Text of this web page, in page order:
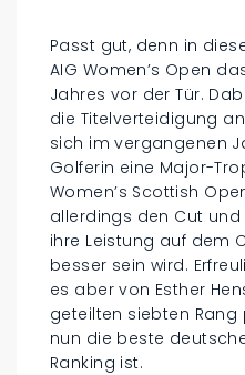
Passt gut, denn in
AIG Women’s Open
Jahres vor der Tür.
die Titelverteidigung
sich im vergangenen
Golferin eine Major-
Women’s Scottish
allerdings den Cut
ihre Leistung auf dem
besser sein wird.
es aber von Esther
geteilten siebten
nun die beste
Ranking ist.